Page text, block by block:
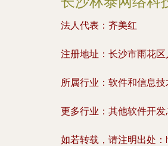
法人代表： 齐美红
注册地址： 长沙市雨花
所属行业： 软件和信息技
更多行业： 其他软件开
如若转载，请注明出处